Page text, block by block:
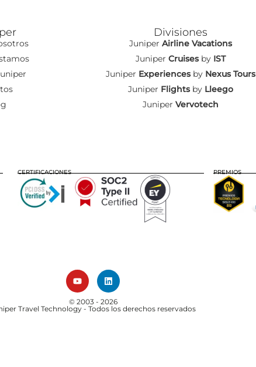
Divisiones
Juniper Airline Vacations
Juniper Cruisesby IST
Juniper Experiencesby Nexus Tours
Juniper Flightsby Lleego
Juniper Vervotech
CERTIFICACIONES PREMIOS
© 2003 - 2026
Travel Technology - Todos los derechos reservados